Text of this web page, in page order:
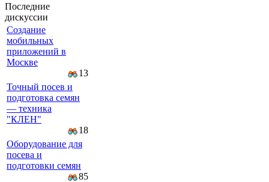
Последние
дискуссии
Создание
мобильных
приложений в
Москве
13
Точный посев и
подготовка семян
— техника
"КЛЕН"
18
Оборудование для
посева и
подготовки семян
85